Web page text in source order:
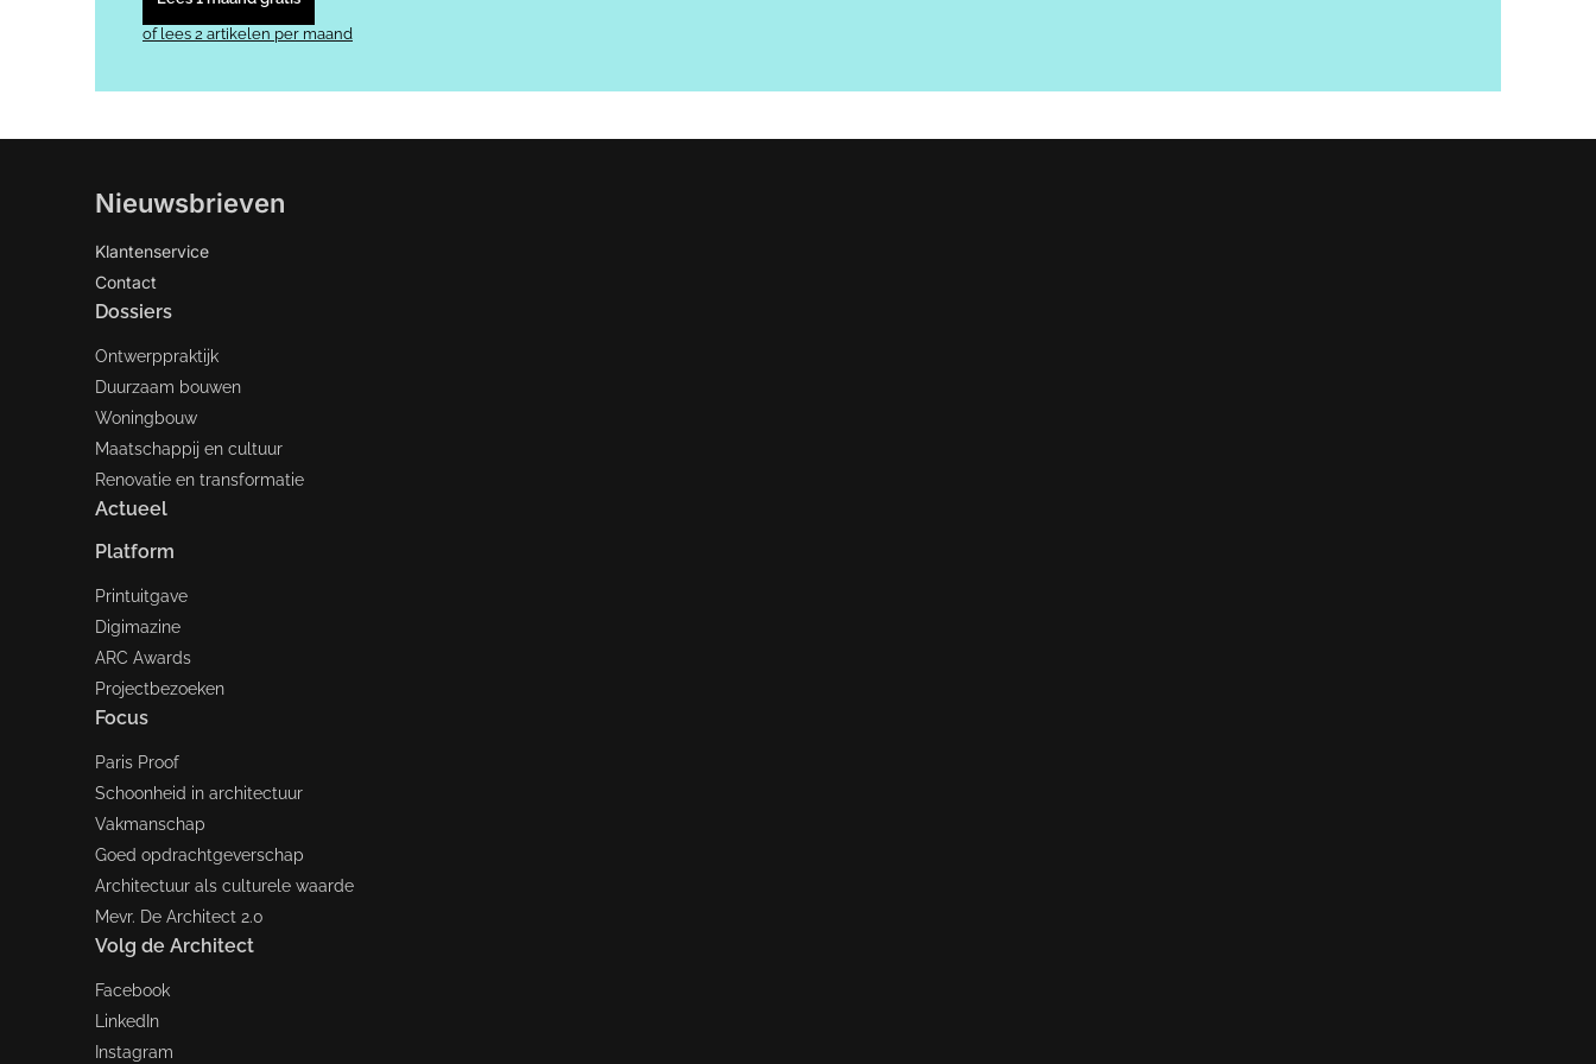
of lees 2 artikelen per maand
Nieuwsbrieven
Klantenservice
Contact
Dossiers
Ontwerppraktijk
Duurzaam bouwen
Woningbouw
Maatschappij en cultuur
Renovatie en transformatie
Actueel
Platform
Printuitgave
Digimazine
ARC Awards
Projectbezoeken
Focus
Paris Proof
Schoonheid in architectuur
Vakmanschap
Goed opdrachtgeverschap
Architectuur als culturele waarde
Mevr. De Architect 2.0
Volg de Architect
Facebook
LinkedIn
Instagram